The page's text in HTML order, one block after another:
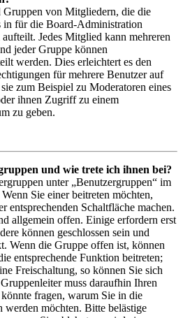
Gruppen von Mitgliedern, die die
in für die Board-Administration
Jedes Mitglied kann mehreren
jeder Gruppe können
werden. Dies erleichtert es den
für mehrere Benutzer auf
zum Beispiel zu Moderatoren eines
ihnen Zugriff zu einem
zu geben.
und wie trete ich ihnen bei?
unter „Benutzergruppen“ im
Sie einer beitreten möchten,
entsprechenden Schaltfläche machen.
allgemein offen. Einige erfordern erst
können geschlossen sein und
Wenn die Gruppe offen ist, können
entsprechende Funktion beitreten;
Freischaltung, so können Sie sich
muss daraufhin Ihren
fragen, warum Sie in die
werden möchten. Bitte belästige